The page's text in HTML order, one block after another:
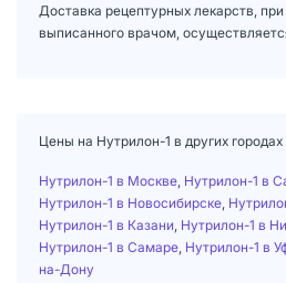
Доставка рецептурных лекарств,
выписанного врачом,
Цены на Нутрилон-1 в других городах
Нутрилон-1 в Москве Нутрилон-1 в
Нутрилон-1 в Новосибирске
Нутрилон-1 в Казани Нутрилон-1 в
Нутрилон-1 в Самаре Нутрилон-1 в
на-Дону